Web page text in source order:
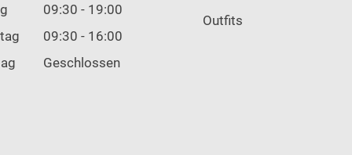
09:30 - 19:00
09:30 - 16:00
Geschlossen
Outfits